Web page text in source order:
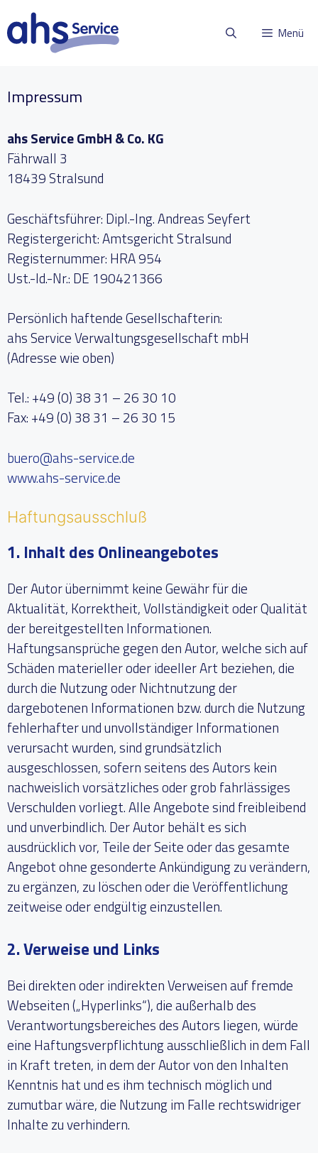
Inhalt
springen
Menü
Impressum
ahs Service GmbH & Co. KG
Fährwall 3
18439 Stralsund
Geschäftsführer: Dipl.-Ing. Andreas Seyfert
Registergericht: Amtsgericht Stralsund
Registernummer: HRA 954
Ust.-Id.-Nr.: DE 190421366
Persönlich haftende Gesellschafterin:
ahs Service Verwaltungsgesellschaft mbH
(Adresse wie oben)
Tel.: +49 (0) 38 31 – 26 30 10
Fax: +49 (0) 38 31 – 26 30 15
buero@ahs-service.de
www.ahs-service.de
Haftungsausschluß
1. Inhalt des Onlineangebotes
Der Autor übernimmt keine Gewähr für die
Aktualität, Korrektheit, Vollständigkeit oder Qualität
der bereitgestellten Informationen.
Haftungsansprüche gegen den Autor, welche sich auf
Schäden materieller oder ideeller Art beziehen, die
durch die Nutzung oder Nichtnutzung der
dargebotenen Informationen bzw. durch die Nutzung
fehlerhafter und unvollständiger Informationen
verursacht wurden, sind grundsätzlich
ausgeschlossen, sofern seitens des Autors kein
nachweislich vorsätzliches oder grob fahrlässiges
Verschulden vorliegt. Alle Angebote sind freibleibend
und unverbindlich. Der Autor behält es sich
ausdrücklich vor, Teile der Seite oder das gesamte
Angebot ohne gesonderte Ankündigung zu verändern,
zu ergänzen, zu löschen oder die Veröffentlichung
zeitweise oder endgültig einzustellen.
2. Verweise und Links
Bei direkten oder indirekten Verweisen auf fremde
Webseiten („Hyperlinks“), die außerhalb des
Verantwortungsbereiches des Autors liegen, würde
eine Haftungsverpflichtung ausschließlich in dem Fall
in Kraft treten, in dem der Autor von den Inhalten
Kenntnis hat und es ihm technisch möglich und
zumutbar wäre, die Nutzung im Falle rechtswidriger
Inhalte zu verhindern.